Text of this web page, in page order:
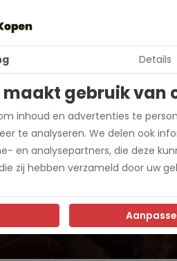
in voor onze
Details
maakt gebruik van
inhoud en advertenties te
te analyseren. We delen ook
en analysepartners, die deze
zij hebben verzameld door uw